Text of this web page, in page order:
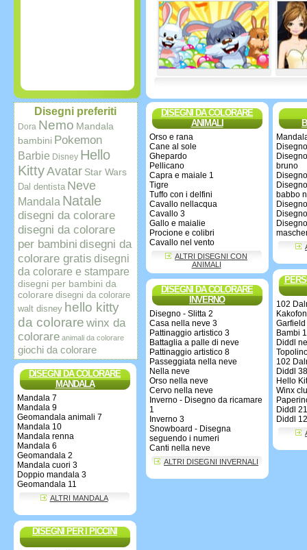
Disegni preferiti
Dora Nemo Mandala
bambini Pokemon
Barbie Disney Hello
KittyAvatar Star Wars
Dal dentista Neve
Mandala Natale
disegni da colorare
disegni da colorare
per bambini disegni da
colorare gratis disegni
da colorare e stampare
disegni per bambini da
colorare disegni da colorare
walt disney hello kitty
da colorare winx da
colorare animali da colorare
giochi da colorare
DISEGNI DA COLORARE
MANDALA
Mandala 7
Mandala 9
Geomandala animali 7
Mandala 10
Mandala renna
Mandala 6
Geomandala 2
Mandala cuori 3
Doppio mandala 3
Geomandala 11
ALTRI MANDALA
DISEGNI PER I PICCINI
DISEGNI DA COLORARE
ANIMALI
Orso e rana
Cane al sole
Ghepardo
Pellicano
Capra e maiale 1
Tigre
Tuffo con i delfini
Cavallo nellacqua
Cavallo 3
Gallo e maialie
Procione e colibri
Cavallo nel vento
ALTRI DISEGNI CON
ANIMALI
DISEGNI DA COLORARE
INVERNO
Disegno - Slitta 2
Casa nella neve 3
Pattinaggio artistico 3
Battaglia a palle di neve
Pattinaggio artistico 8
Passeggiata nella neve
Nella neve
Orso nella neve
Cervo nella neve
Inverno - Disegno da ricamare
1
Inverno 3
Snowboard - Disegna
seguendo i numeri
Canti nella neve
ALTRI DISEGNI INVERNALI
bruno
babbo
102
Garfield
Bambi 1
Diddl
102
Diddl 38
Hello
Winx
Diddl 21
Diddl 12